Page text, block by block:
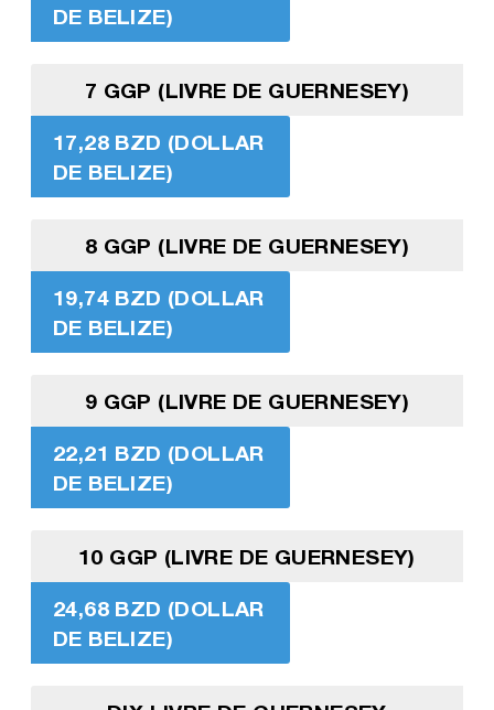
DE BELIZE)
7 GGP (LIVRE DE GUERNESEY)
17,28 BZD (DOLLAR
DE BELIZE)
8 GGP (LIVRE DE GUERNESEY)
19,74 BZD (DOLLAR
DE BELIZE)
9 GGP (LIVRE DE GUERNESEY)
22,21 BZD (DOLLAR
DE BELIZE)
10 GGP (LIVRE DE GUERNESEY)
24,68 BZD (DOLLAR
DE BELIZE)